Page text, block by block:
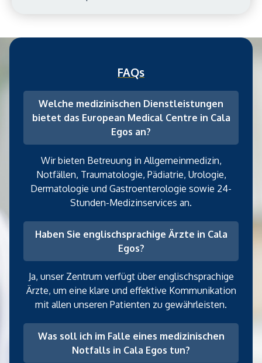
FAQs
Welche medizinischen Dienstleistungen
bietet das European Medical Centre in Cala
Egos an?
Wir bieten Betreuung in Allgemeinmedizin,
Notfällen, Traumatologie, Pädiatrie, Urologie,
Dermatologie und Gastroenterologie sowie 24-
Stunden-Medizinservices an.
Haben Sie englischsprachige Ärzte in Cala
Egos?
Ja, unser Zentrum verfügt über englischsprachige
Ärzte, um eine klare und effektive Kommunikation
mit allen unseren Patienten zu gewährleisten.
Was soll ich im Falle eines medizinischen
Notfalls in Cala Egos tun?